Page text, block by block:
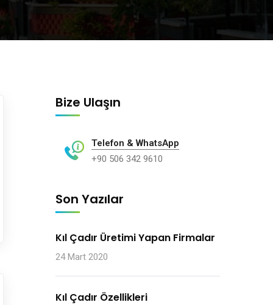
Bize Ulaşın
Telefon & WhatsApp
+90 506 342 9610
Son Yazılar
Kıl Çadır Üretimi Yapan Firmalar
24 Mart 2020
Kıl Çadır Özellikleri